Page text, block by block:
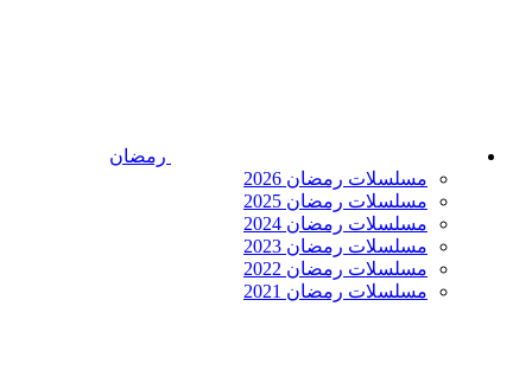
رمضان
مسلسلات رمضان 2026
مسلسلات رمضان 2025
مسلسلات رمضان 2024
مسلسلات رمضان 2023
مسلسلات رمضان 2022
مسلسلات رمضان 2021